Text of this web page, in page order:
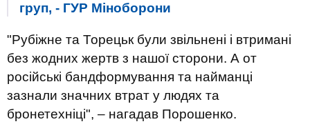
груп, - ГУР Міноборони
"Рубіжне та Торецьк були звільнені і втримані
без жодних жертв з нашої сторони. А от
російські бандформування та найманці
зазнали значних втрат у людях та
бронетехніці", – нагадав Порошенко.